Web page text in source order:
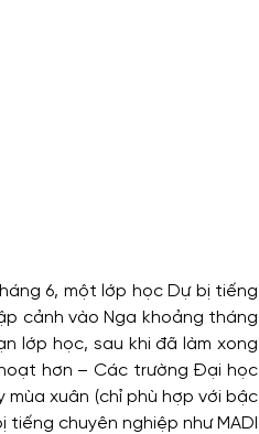
6, một lớp học Dự bị tiếng
cảnh vào Nga khoảng tháng
lớp học, sau khi đã làm xong
hơn – Các trường Đại học
xuân (chỉ phù hợp với bậc
chuyên nghiệp như MADI